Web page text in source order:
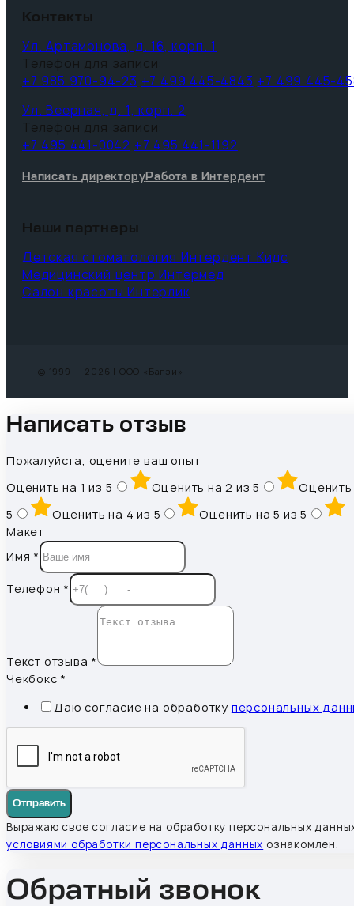
Контакты
Ул. Артамонова, д. 16, корп. 1
Телефон для записи:
+7 985 970-94-23 +7 499 445-4843 +7 499 445-
Ул. Веерная, д. 1, корп. 2
Телефон для записи:
+7 495 441-0042 +7 495 441-1192
Написать директоруРабота в Интердент
Наши партнеры
Детская стоматология Интердент Кидс
Медицинский центр Интермед
Салон красоты Интерлик
© 1999 — 2026 | ООО «Багзи»
Написать отзыв
Пожалуйста, оцените ваш опыт
Оценить на 1 из 5
Оценить на 2 из 5
Оценить
5
Оценить на 4 из 5
Оценить на 5 из 5
Макет
Имя *
Телефон *
Текст отзыва *
Чекбокс *
Даю согласие на обработку персональных
Отправить
Выражаю свое согласие на обработку персональных
условиями обработки персональных данных ознакомлен.
Обратный звонок